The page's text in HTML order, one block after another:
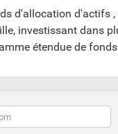
d'allocation d'actifs
investissant dans
étendue de